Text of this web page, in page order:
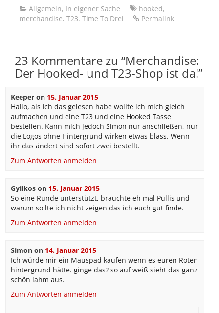
Allgemein, In eigener Sache hooked,
merchandise, T23, Time To Drei Permalink
23 Kommentare zu “Merchandise:
Der Hooked- und T23-Shop ist da!”
Keeperon 15. Januar 2015
Hallo, als ich das gelesen habe wollte ich mich gleich
aufmachen und eine T23 und eine Hooked Tasse
bestellen. Kann mich jedoch Simon nur anschließen, nur
die Logos ohne Hintergrund wirken etwas blass. Wenn
ihr das ändert sind sofort zwei bestellt.
Zum Antworten anmelden
Gyilkoson 15. Januar 2015
So eine Runde unterstützt, brauchte eh mal Pullis und
warum sollte ich nicht zeigen das ich euch gut finde.
Zum Antworten anmelden
Simonon 14. Januar 2015
Ich würde mir ein Mauspad kaufen wenn es euren Roten
hintergrund hätte. ginge das? so auf weiß sieht das ganz
schön lahm aus.
Zum Antworten anmelden